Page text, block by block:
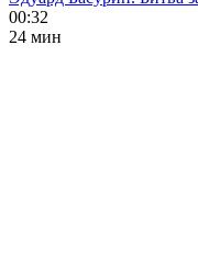
00:32
24 мин